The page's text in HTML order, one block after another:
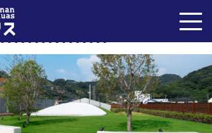
イベント情報